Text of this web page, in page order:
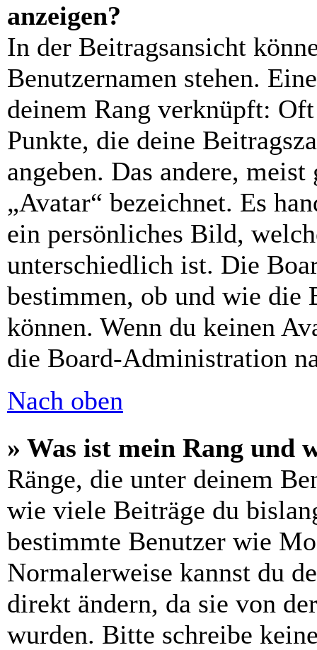
anzeigen?
In der Beitragsansicht
Benutzernamen stehen.
deinem Rang verknüpft:
Punkte, die deine
angeben. Das andere,
„Avatar“ bezeichnet. Es
ein persönliches Bild,
unterschiedlich ist. Die
bestimmen, ob und wie die
können. Wenn du keinen
die Board-Administration
Nach oben
» Was ist mein Rang und
Ränge, die unter deinem
wie viele Beiträge du
bestimmte Benutzer wie
Normalerweise kannst du
direkt ändern, da sie von
wurden. Bitte schreibe